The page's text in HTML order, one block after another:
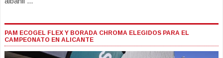
PAM ECOGEL FLEX Y BORADA CHROMA ELEGIDOS PARA EL
CAMPEONATO EN ALICANTE